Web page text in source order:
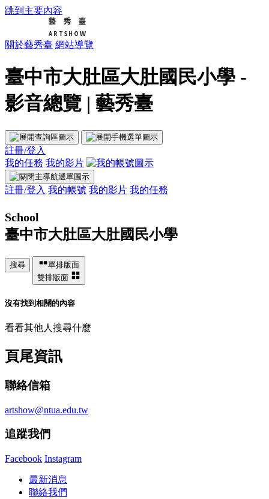
跳到主要內容
關於藝秀臺 網站導覽
臺中市大肚區大肚國民小學 -
影音總覽 | 藝秀臺
註冊/登入
我的任務 我的影片
註冊/登入 我的帳號 我的影片 我的任務
School
臺中市大肚區大肚國民小學
搜尋
單排版面
雙排版面
沒有找到相關的內容
看看其他人搜尋什麼
頁尾資訊
聯絡信箱
artshow@ntua.edu.tw
追蹤我們
Facebook Instagram
最新消息
聯絡我們